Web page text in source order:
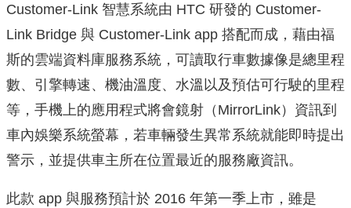
Customer-Link 智慧系統由 HTC 研發的 Customer-
Link Bridge 與 Customer-Link app 搭配而成，藉由福
斯的雲端資料庫服務系統，可讀取行車數據像是總里程
數、引擎轉速、機油溫度、水溫以及預估可行駛的里程
等，手機上的應用程式將會鏡射（MirrorLink）資訊到
車內娛樂系統螢幕，若車輛發生異常系統就能即時提出
警示，並提供車主所在位置最近的服務廠資訊。
此款 app 與服務預計於 2016 年第一季上市，雖是